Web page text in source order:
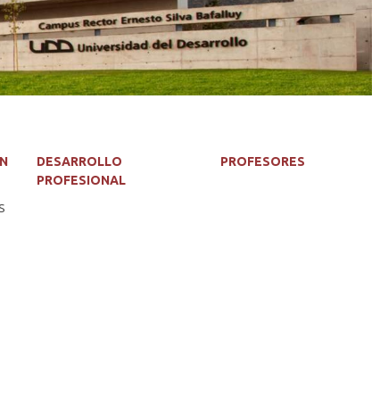
DESARROLLO
PROFESIONAL
PROFESORES